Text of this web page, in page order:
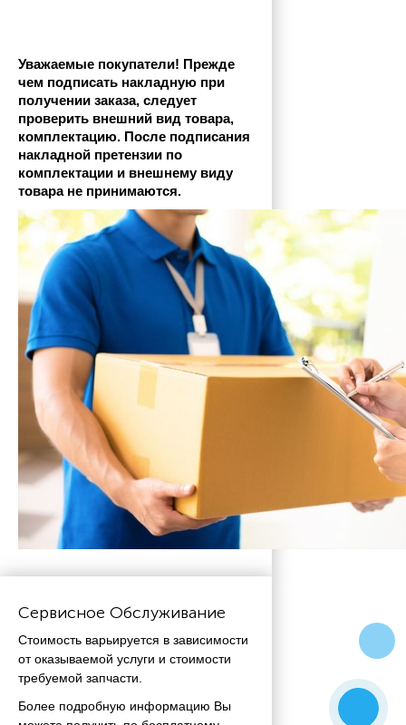
Уважаемые покупатели! Прежде
чем подписать накладную при
получении заказа, следует
проверить внешний вид товара,
комплектацию. После подписания
накладной претензии по
комплектации и внешнему виду
товара не принимаются.
Сервисное Обслуживание
Стоимость варьируется в зависимости
от оказываемой услуги и стоимости
требуемой запчасти.
Более подробную информацию Вы